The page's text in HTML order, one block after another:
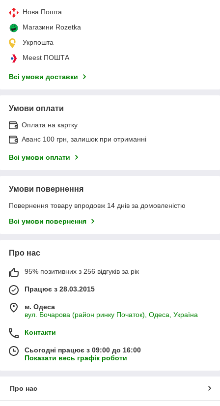
Нова Пошта
Магазини Rozetka
Укрпошта
Meest ПОШТА
Всі умови доставки
Умови оплати
Оплата на картку
Аванс 100 грн, залишок при отриманні
Всі умови оплати
Умови повернення
Повернення товару впродовж 14 днів за домовленістю
Всі умови повернення
Про нас
95% позитивних з 256 відгуків за рік
Працює з 28.03.2015
м. Одеса
вул. Бочарова (район ринку Початок), Одеса, Україна
Контакти
Сьогодні працює з 09:00 до 16:00
Показати весь графік роботи
Про нас